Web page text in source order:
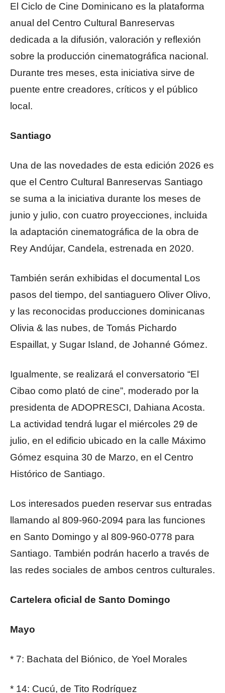
El Ciclo de Cine Dominicano es la plataforma
anual del Centro Cultural Banreservas
dedicada a la difusión, valoración y reflexión
sobre la producción cinematográfica nacional.
Durante tres meses, esta iniciativa sirve de
puente entre creadores, críticos y el público
local.
Santiago
Una de las novedades de esta edición 2026 es
que el Centro Cultural Banreservas Santiago
se suma a la iniciativa durante los meses de
junio y julio, con cuatro proyecciones, incluida
la adaptación cinematográfica de la obra de
Rey Andújar, Candela, estrenada en 2020.
También serán exhibidas el documental Los
pasos del tiempo, del santiaguero Oliver Olivo,
y las reconocidas producciones dominicanas
Olivia & las nubes, de Tomás Pichardo
Espaillat, y Sugar Island, de Johanné Gómez.
Igualmente, se realizará el conversatorio “El
Cibao como plató de cine”, moderado por la
presidenta de ADOPRESCI, Dahiana Acosta.
La actividad tendrá lugar el miércoles 29 de
julio, en el edificio ubicado en la calle Máximo
Gómez esquina 30 de Marzo, en el Centro
Histórico de Santiago.
Los interesados pueden reservar sus entradas
llamando al 809-960-2094 para las funciones
en Santo Domingo y al 809-960-0778 para
Santiago. También podrán hacerlo a través de
las redes sociales de ambos centros culturales.
Cartelera oficial de Santo Domingo
Mayo
* 7: Bachata del Biónico, de Yoel Morales
* 14: Cucú, de Tito Rodríguez